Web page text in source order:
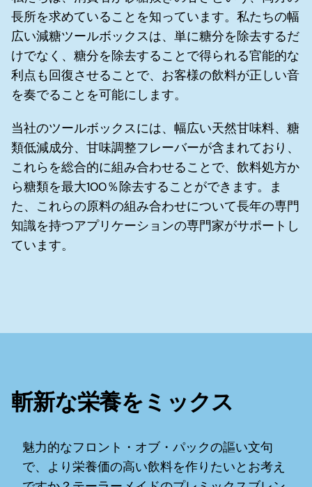
長所を求めていることを知っています。私たちの幅
広い減糖ツールボックスは、単に糖分を除去するだ
けでなく、糖分を除去することで得られる官能的な
利点も回復させることで、お客様の飲料が正しい音
を奏でることを可能にします。
当社のツールボックスには、幅広い天然甘味料、糖
類低減成分、甘味調整フレーバーが含まれており、
これらを総合的に組み合わせることで、飲料処方か
ら糖類を最大100％除去することができます。ま
た、これらの原料の組み合わせについて長年の専門
知識を持つアプリケーションの専門家がサポートし
ています。
斬新な栄養をミックス
魅力的なフロント・オブ・パックの謳い文句
で、より栄養価の高い飲料を作りたいとお考え